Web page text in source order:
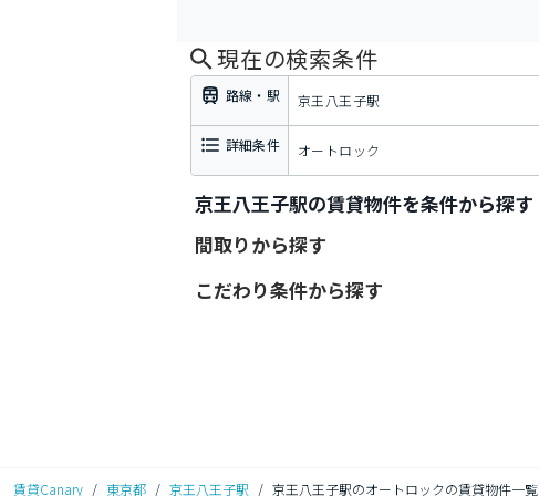
現在の検索条件
路線・駅 京王八王子駅
詳細条件 オートロック
京王八王子駅の賃貸物件を条件から探す
間取りから探す
こだわり条件から探す
賃貸Canary / 東京都 / 京王八王子駅 / 京王八王子駅のオートロックの賃貸物件一覧